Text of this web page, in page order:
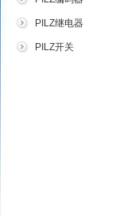
PILZ继电器
PILZ开关